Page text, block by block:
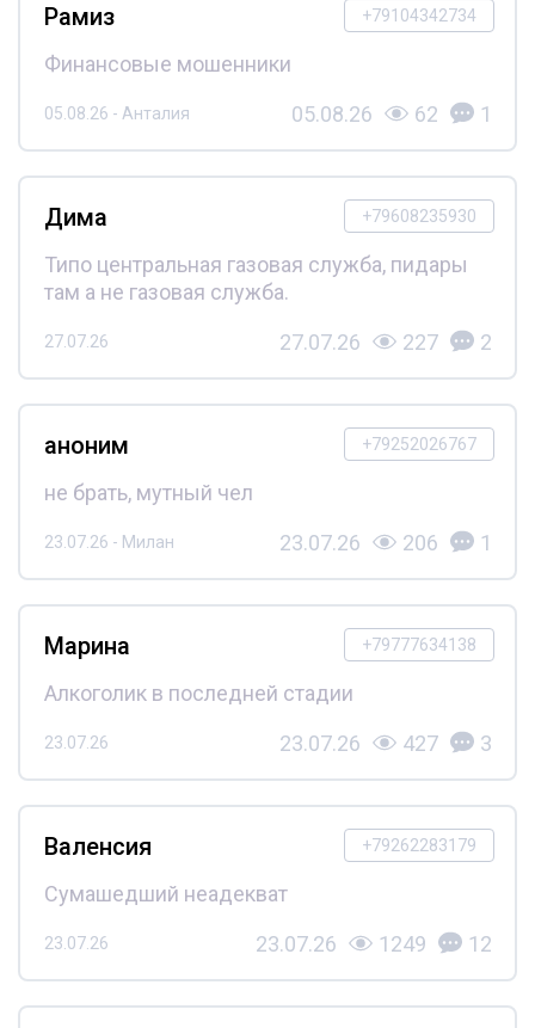
+79104342734
Рамиз
Финансовые мошенники
05.08.26 - Анталия 05.08.26 62 1
+79608235930
Дима
Типо центральная газовая служба, пидары
там а не газовая служба.
27.07.26 27.07.26 227 2
+79252026767
аноним
не брать, мутный чел
23.07.26 - Милан 23.07.26 206 1
+79777634138
Марина
Алкоголик в последней стадии
23.07.26 23.07.26 427 3
+79262283179
Валенсия
Сумашедший неадекват
23.07.26 23.07.26 1249 12